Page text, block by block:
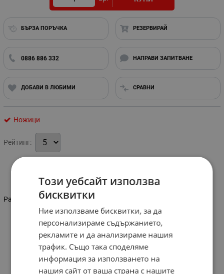
БЪРЗА ПОРЪЧКА РЕЗЕРВИРАЙ
0886 886 332 НАПРАВИ ЗАПИТВАНЕ
ДОБАВИ В ЛЮБИМИ СРАВНИ
Ножици
Рейтинг:
Информация
Размер: 8"
Този уебсайт използва
бисквитки
Ние използваме бисквитки, за да
персонализираме съдържанието,
рекламите и да анализираме нашия
трафик. Също така споделяме
информация за използването на
нашия сайт от ваша страна с нашите